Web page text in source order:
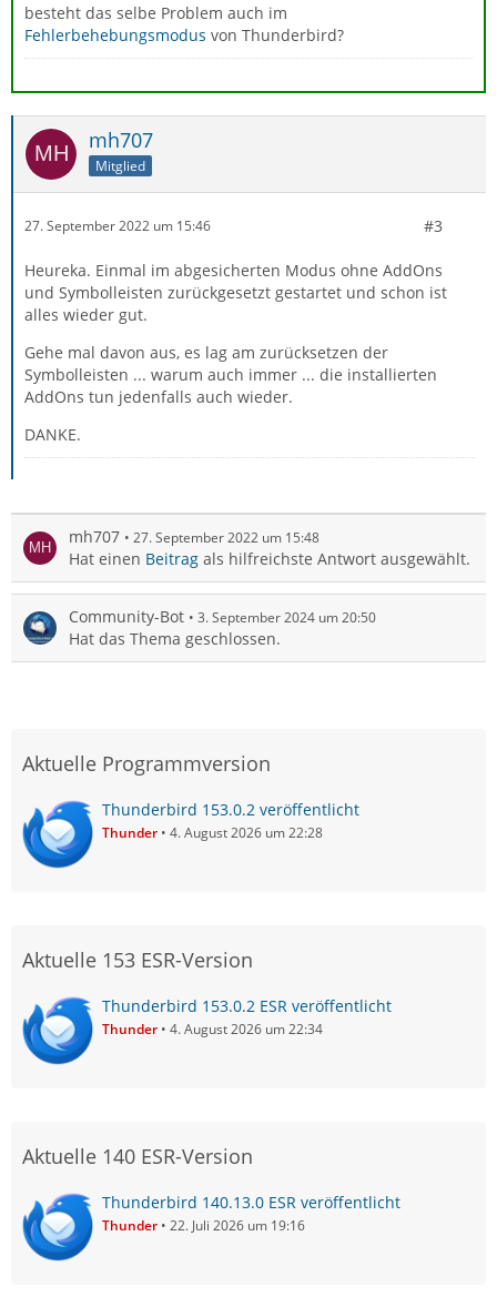
besteht das selbe Problem auch im
Fehlerbehebungsmodus von Thunderbird?
mh707
Mitglied
27. September 2022 um 15:46 #3
Heureka. Einmal im abgesicherten Modus ohne AddOns
und Symbolleisten zurückgesetzt gestartet und schon ist
alles wieder gut.
Gehe mal davon aus, es lag am zurücksetzen der
Symbolleisten ... warum auch immer ... die installierten
AddOns tun jedenfalls auch wieder.
DANKE.
mh707 27. September 2022 um 15:48
Hat einen Beitrag als hilfreichste Antwort ausgewählt.
Community-Bot 3. September 2024 um 20:50
Hat das Thema geschlossen.
Aktuelle Programmversion
Thunderbird 153.0.2 veröffentlicht
Thunder 4. August 2026 um 22:28
Aktuelle 153 ESR-Version
Thunderbird 153.0.2 ESR veröffentlicht
Thunder 4. August 2026 um 22:34
Aktuelle 140 ESR-Version
Thunderbird 140.13.0 ESR veröffentlicht
Thunder 22. Juli 2026 um 19:16